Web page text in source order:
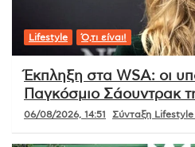
Lifestyle Ό,τι είναι!
Έκπληξη στα WSA: οι
Παγκόσμιο Σάουντρακ
06/08/2026, 14:51 Σύνταξη